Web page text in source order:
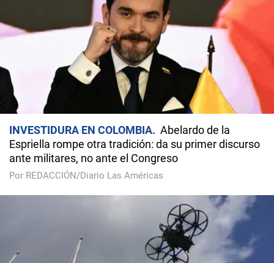
INVESTIDURA EN COLOMBIA
Abelardo de la
Espriella rompe otra tradición: da su primer discurso
ante militares, no ante el Congreso
Por REDACCIÓN/Diario Las Américas